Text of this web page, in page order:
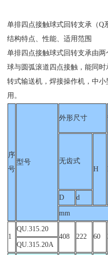
单排四点接触球式回转支承（Q
结构特点、性能、适用范围
单排四点接触球式回转支承由
球与圆弧滚道四点接触，能同
转式输送机，焊接操作机，中
用。
序
号
型号
外形尺寸
无齿式
H
D d
mm
1
QU.315.20
408
222 60
QU.315.20A